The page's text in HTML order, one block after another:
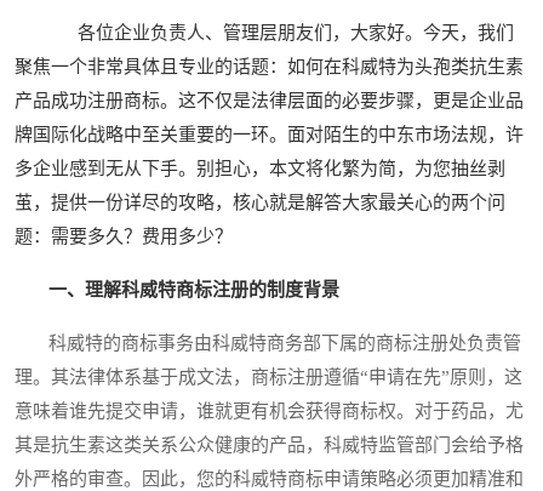
各位企业负责人、管理层朋友们，大家好。今天，我们
聚焦一个非常具体且专业的话题：如何在科威特为头孢类抗生素
产品成功注册商标。这不仅是法律层面的必要步骤，更是企业品
牌国际化战略中至关重要的一环。面对陌生的中东市场法规，许
多企业感到无从下手。别担心，本文将化繁为简，为您抽丝剥
茧，提供一份详尽的攻略，核心就是解答大家最关心的两个问
题：需要多久？费用多少？
一、理解科威特商标注册的制度背景
科威特的商标事务由科威特商务部下属的商标注册处负责管
理。其法律体系基于成文法，商标注册遵循“申请在先”原则，这
意味着谁先提交申请，谁就更有机会获得商标权。对于药品，尤
其是抗生素这类关系公众健康的产品，科威特监管部门会给予格
外严格的审查。因此，您的科威特商标申请策略必须更加精准和